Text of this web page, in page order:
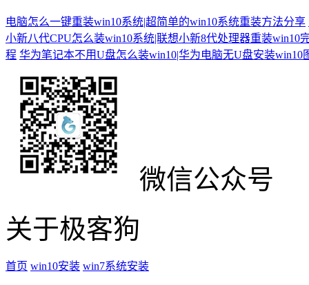
电脑怎么一键重装win10系统|超简单的win10系统重装方法分享
小新八代CPU怎么装win10系统|联想小新8代处理器重装win10
程 华为笔记本不用U盘怎么装win10|华为电脑无U盘安装win10
微信公众号
关于极客狗
首页 win10安装 win7系统安装